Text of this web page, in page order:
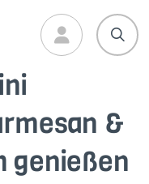
&
genießen